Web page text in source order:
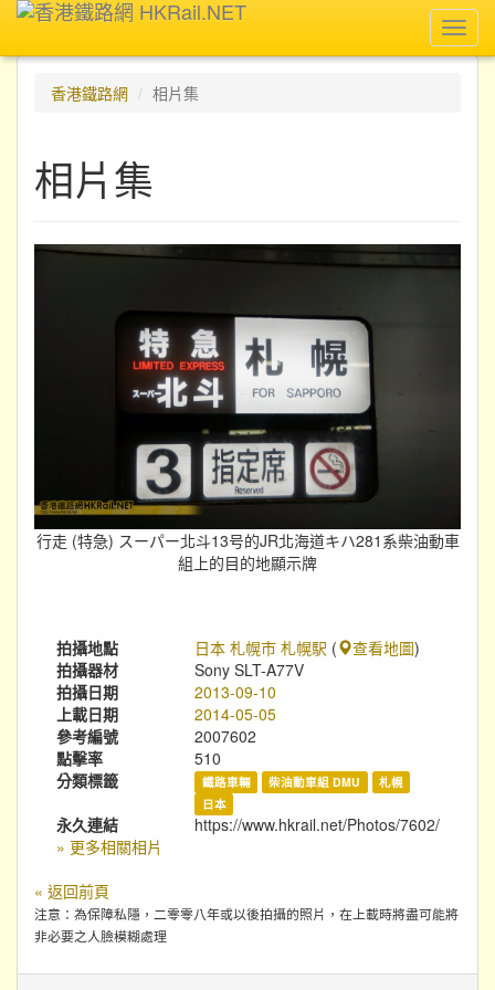
香港鐵路網
相片集
相片集
行走 (特急) スーパー北斗13号的JR北海道キハ281系柴油動車
組上的目的地顯示牌
拍攝地點 日本 札幌市 札幌駅 ( 查看地圖)
拍攝器材
Sony SLT-A77V
拍攝日期
2013-09-10
上載日期
2014-05-05
參考編號
2007602
點擊率
510
分類標籤
鐵路車輛 柴油動車組 DMU
札幌
日本
永久連結
https://www.hkrail.net/Photos/7602/
» 更多相關相片
« 返回前頁
注意：為保障私隱，二零零八年或以後拍攝的照片，在上載時將盡可能將
非必要之人臉模糊處理